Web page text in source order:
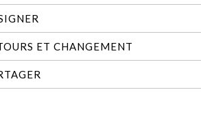
ET CHANGEMENT